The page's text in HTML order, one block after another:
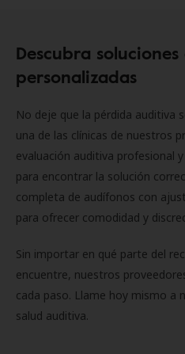
Descubra
personalizadas
No deje que la pérdida auditiva
una de las clínicas de nuestros
evaluación auditiva profesional
para encontrar la solución
completa de audífonos con
para ofrecer comodidad y
Sin importar en qué parte del
encuentre, nuestros
cada paso. Llame hoy mismo a
salud auditiva.